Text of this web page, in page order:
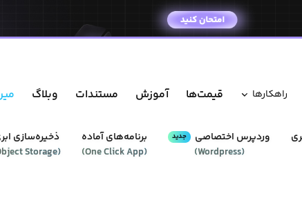
راهکار‌ها قیمت‌ها آموزش مستندات وبلاگ
ذخیره‌سازی
(
Storage
برنامه‌های آماده
(
One Click App
)
وردپرس‌ اختصاصی جدید
(
Wordpress
)